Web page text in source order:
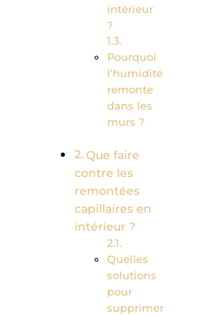
intérieur
?
Pourquoi
l’humidité
remonte
dans les
murs ?
Que faire
contre les
remontées
capillaires en
intérieur ?
Quelles
solutions
pour
supprimer